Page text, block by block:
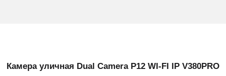
Камера уличная Dual Camera P12 WI-FI IP V380PRO